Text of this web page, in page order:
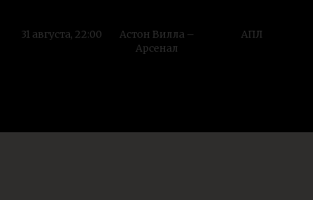
31 августа, 22:00
Астон Вилла –
Арсенал
АПЛ